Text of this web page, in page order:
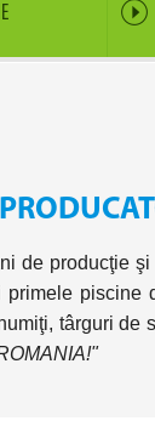
de producţie
primele piscine
târguri de